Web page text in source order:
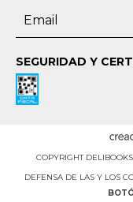
SEGURIDAD Y
COPYRIGHT
DEFENSA DE LAS Y LOS